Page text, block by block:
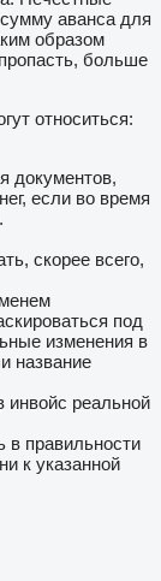
аванса для
образом
больше
относиться:
документов,
если во время
скорее всего,
под
изменения в
название
инвойс реальной
в правильности
к указанной